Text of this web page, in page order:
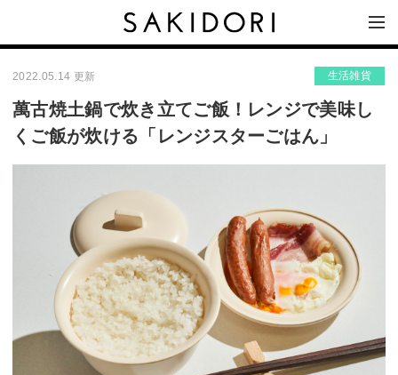
2022.05.14 更新 生活雑貨
萬古焼土鍋で炊き立てご飯！レンジで美味し
くご飯が炊ける「レンジスターごはん」